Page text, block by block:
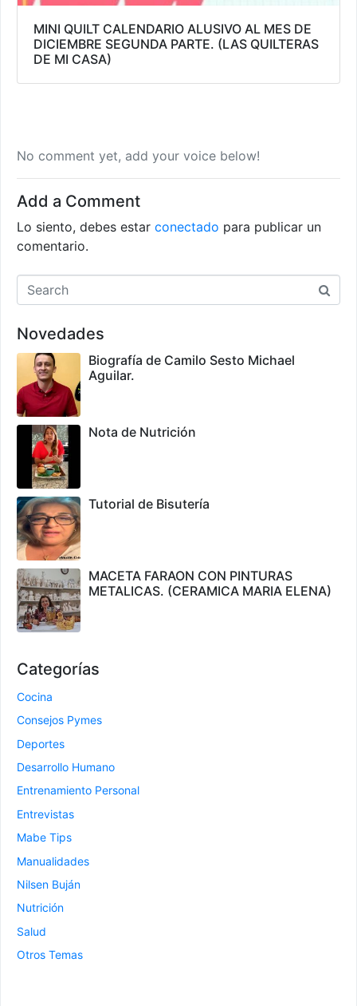
MINI QUILT CALENDARIO ALUSIVO AL MES DE
DICIEMBRE SEGUNDA PARTE. (LAS QUILTERAS
DE MI CASA)
No comment yet, add your voice below!
Add a Comment
Lo siento, debes estar conectado para publicar un
comentario.
Novedades
Biografía de Camilo Sesto Michael
Aguilar.
Nota de Nutrición
Tutorial de Bisutería
MACETA FARAON CON PINTURAS
METALICAS. (CERAMICA MARIA ELENA)
Categorías
Cocina
Consejos Pymes
Deportes
Desarrollo Humano
Entrenamiento Personal
Entrevistas
Mabe Tips
Manualidades
Nilsen Buján
Nutrición
Salud
Otros Temas